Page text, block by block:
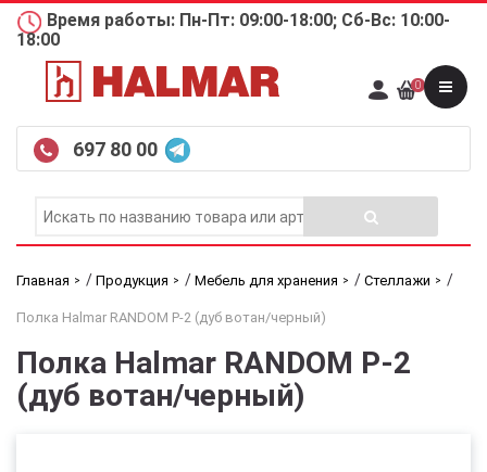
Время работы: Пн-Пт: 09:00-18:00; Сб-Вс: 10:00-
18:00
697 80 00
0
Главная / Продукция / Мебель для хранения / Стеллажи /
Полка Halmar RANDOM P-2 (дуб вотан/черный)
Полка Halmar RANDOM P-2
(дуб вотан/черный)